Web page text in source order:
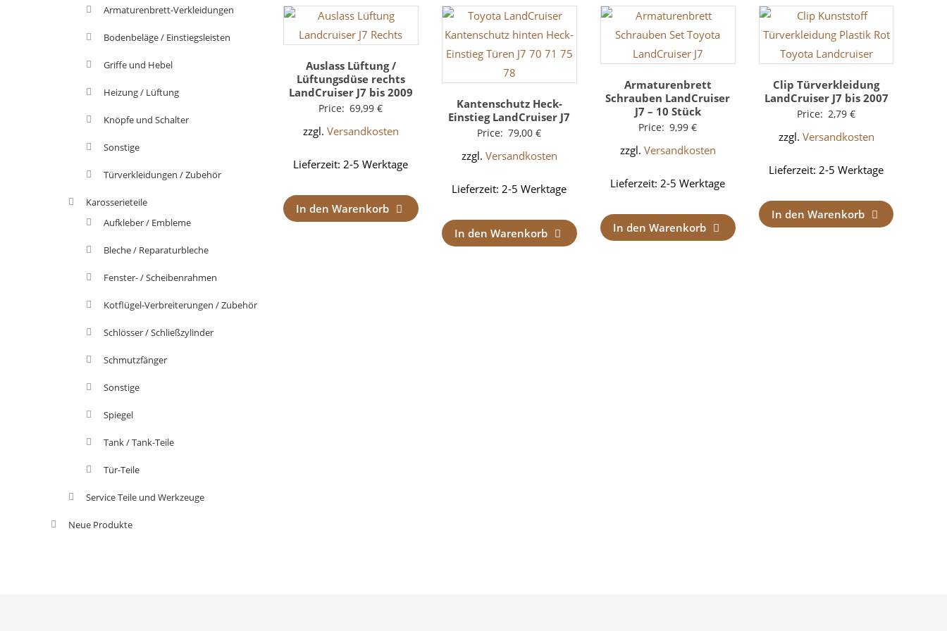
Auslass Lüftung /
Lüftungsdüse rechts
LandCruiser J7 bis 2009
Price: 69,99€
zzgl. Versandkosten
Lieferzeit:2-5 Werktage
In den Warenkorb
Kantenschutz Heck-
Einstieg LandCruiser J7
Price: 79,00€
zzgl. Versandkosten
Lieferzeit:2-5 Werktage
In den Warenkorb
Armaturenbrett
Schrauben LandCruiser
J7 – 10 Stück
Price: 9,99€
zzgl. Versandkosten
Lieferzeit:2-5 Werktage
In den Warenkorb
Clip Türverkleidung
LandCruiser J7 bis 2007
Price: 2,79€
zzgl. Versandkosten
Lieferzeit:2-5 Werktage
In den Warenkorb
Armaturenbrett-Verkleidungen
Bodenbeläge / Einstiegsleisten
Griffe und Hebel
Heizung / Lüftung
Knöpfe und Schalter
Sonstige
Türverkleidungen / Zubehör
Karosserieteile
Aufkleber / Embleme
Bleche / Reparaturbleche
Fenster- / Scheibenrahmen
Kotflügel-Verbreiterungen / Zubehör
Schlösser / Schließzylinder
Schmutzfänger
Sonstige
Spiegel
Tank / Tank-Teile
Tür-Teile
Service Teile und Werkzeuge
Neue Produkte